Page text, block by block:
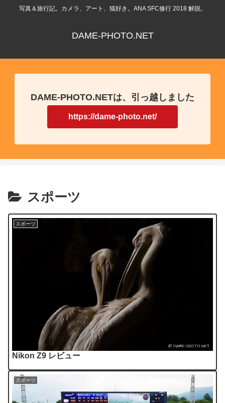
写真＆旅行記。カメラ、アート、猫好き。ANA SFC修行 2018 解脱。
DAME-PHOTO.NET
DAME-PHOTO.NETは、引っ越しました
https://dame-photo.net/
スポーツ
スポーツ
Nikon Z9 レビュー
スポーツ